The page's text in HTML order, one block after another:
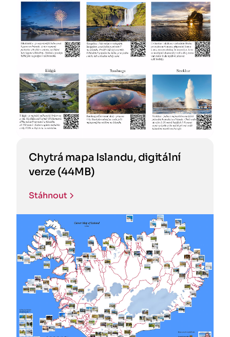
Chytrá mapa Islandu, digitální
verze (44MB)
Stáhnout